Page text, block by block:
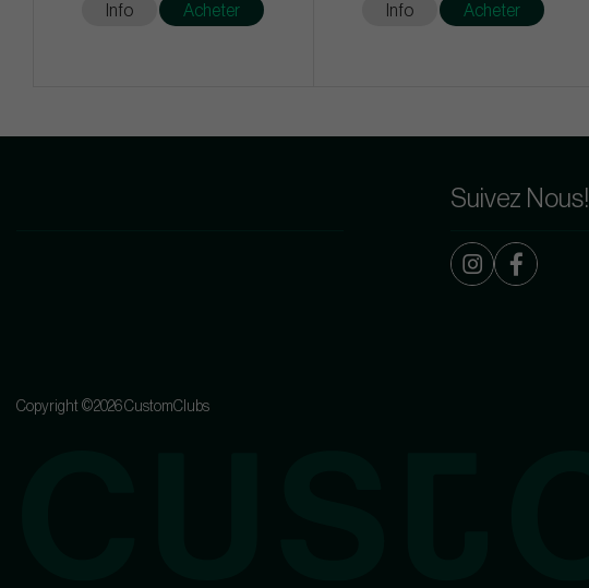
Info Acheter Info Acheter
Suivez Nous!
Copyright ©2026 CustomClubs